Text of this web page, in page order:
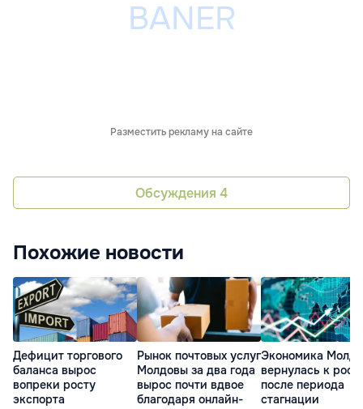
Разместить рекламу на сайте
Обсуждения 4
Похожие новости
Дефицит торгового
баланса вырос
вопреки росту
экспорта
Рынок почтовых услуг
Молдовы за два года
вырос почти вдвое
благодаря онлайн-
Экономика
вернулась к
после периода
стагнации